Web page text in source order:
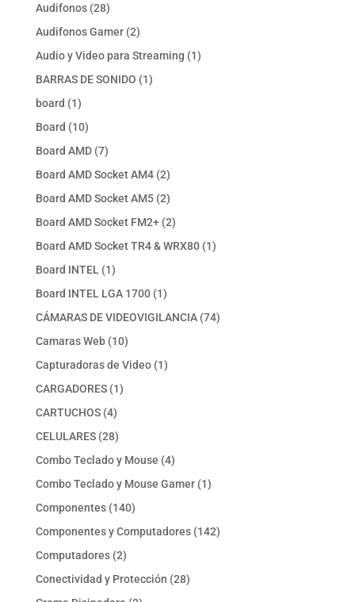
Audifonos 2828
productos
Audifonos Gamer 22
productos
Audio y Video para Streaming 11
BARRAS DE SONIDO 11
board 11
producto
Board 1010
productos
Board AMD 77
productos
Board AMD Socket AM4 22
productos
Board AMD Socket AM5 22
productos
Board AMD Socket FM2+ 22
productos
Board AMD Socket TR4 & WRX80 11
Board INTEL 11
producto
Board INTEL LGA 1700 11
producto
CÁMARAS DE VIDEOVIGILANCIA 7474
Camaras Web 1010
productos
Capturadoras de Video 11
CARGADORES 11
CARTUCHOS 44
productos
CELULARES 2828
productos
Combo Teclado y Mouse 44
productos
Combo Teclado y Mouse Gamer 11
Componentes 140140
productos
Componentes y Computadores 142142
Computadores 22
productos
Conectividad y Protección 2828